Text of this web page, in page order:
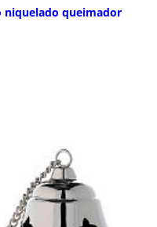
niquelado queimador